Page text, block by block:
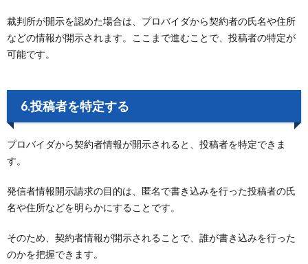
裁判所が開示を認めた場合は、プロバイダから契約者の氏名や住所
などの情報が開示されます。ここまで進むことで、投稿者の特定が
可能です。
6.投稿者を特定する
プロバイダから契約者情報が開示されると、投稿者を特定できま
す。
発信者情報開示請求の目的は、匿名で書き込みを行った投稿者の氏
名や住所などを明らかにすることです。
そのため、契約者情報が開示されることで、誰が書き込みを行った
のかを把握できます。